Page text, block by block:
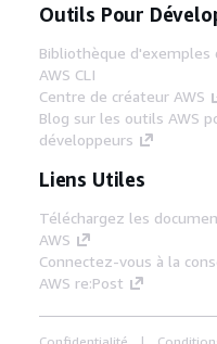
Outils Pour
Bibliothèque d'exemples
AWS CLI
Centre de créateur AWS
Blog sur les outils AWS
développeurs
Liens Utiles
Téléchargez les
AWS
Connectez-vous à la
AWS re:Post
Confidentialité